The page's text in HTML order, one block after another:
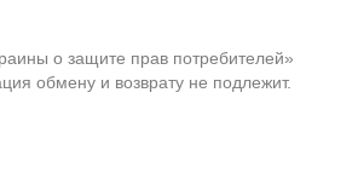
о защите прав потребителей»
обмену и возврату не подлежит.